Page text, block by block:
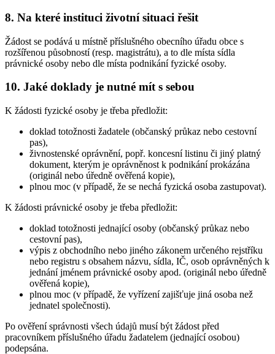
8. Na které instituci životní situaci řešit
Žádost se podává u místně příslušného obecního úřadu obce s
rozšířenou působností (resp. magistrátu), a to dle místa sídla
právnické osoby nebo dle místa podnikání fyzické osoby.
10. Jaké doklady je nutné mít s sebou
K žádosti fyzické osoby je třeba předložit:
doklad totožnosti žadatele (občanský průkaz nebo cestovní
pas),
živnostenské oprávnění, popř. koncesní listinu či jiný platný
dokument, kterým je oprávněnost k podnikání prokázána
(originál nebo úředně ověřená kopie),
plnou moc (v případě, že se nechá fyzická osoba zastupovat).
K žádosti právnické osoby je třeba předložit:
doklad totožnosti jednající osoby (občanský průkaz nebo
cestovní pas),
výpis z obchodního nebo jiného zákonem určeného rejstříku
nebo registru s obsahem názvu, sídla, IČ, osob oprávněných k
jednání jménem právnické osoby apod. (originál nebo úředně
ověřená kopie),
plnou moc (v případě, že vyřízení zajišťuje jiná osoba než
jednatel společnosti).
Po ověření správnosti všech údajů musí být žádost před
pracovníkem příslušného úřadu žadatelem (jednající osobou)
podepsána.